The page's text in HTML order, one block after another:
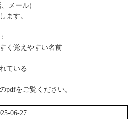
メール)
ます。
く覚えやすい名前
ている
pdfをご覧ください。
06-27